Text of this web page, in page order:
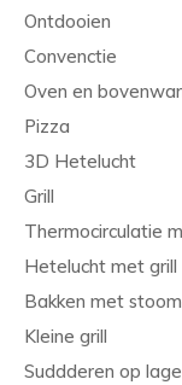
Ontdooien
Convenctie
Oven en
Pizza
3D Hetelucht
Grill
Thermocirculatie
Hetelucht met grill
Bakken met stoom
Kleine grill
Suddderen op